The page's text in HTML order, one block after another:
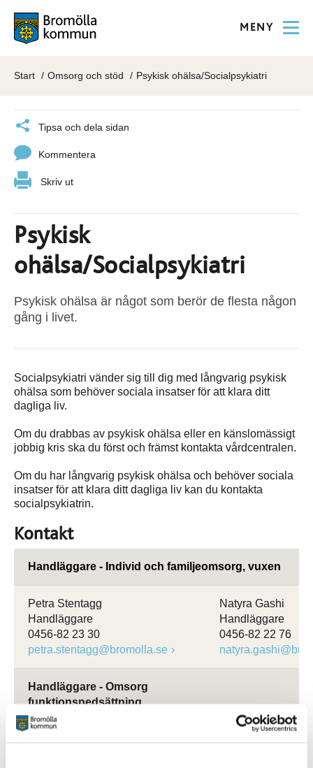
MENY
Start Omsorg och stöd Psykisk ohälsa/Socialpsykiatri
Tipsa och dela sidan
Kommentera
Skriv ut
Psykisk
ohälsa/Socialpsykiatri
Psykisk ohälsa är något som berör de flesta någon
gång i livet.
Socialpsykiatri vänder sig till dig med långvarig psykisk
ohälsa som behöver sociala insatser för att klara ditt
dagliga liv.
Om du drabbas av psykisk ohälsa eller en känslomässigt
jobbig kris ska du först och främst kontakta vårdcentralen.
Om du har långvarig psykisk ohälsa och behöver sociala
insatser för att klara ditt dagliga liv kan du kontakta
socialpsykiatrin.
Kontakt
Handläggare - Individ och familjeomsorg, vuxen
Petra Stentagg
Handläggare
0456-82 23 30
petra.stentagg@bromolla.se
Natyra Gashi
Handläggare
0456-82 22 76
Handläggare - Omsorg
funktionsnedsättning